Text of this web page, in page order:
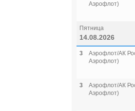
Аэрофлот)
Пятница
14.08.2026
3
Аэрофлот/АК
Аэрофлот)
3
Аэрофлот/АК
Аэрофлот)